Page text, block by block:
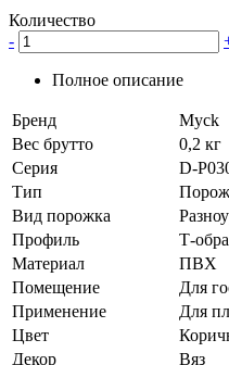
Количество
-
Полное описание
Бренд
Myck
Вес брутто
0,2 кг
Серия
D-
Тип
Вид порожка
Профиль
Т-
Материал
ПВХ
Помещение
Для
Применение
Для
Цвет
Декор
Вяз